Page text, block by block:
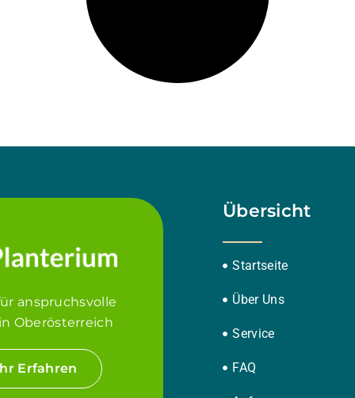
anspruchsvolle
Oberösterreich
Erfahren
Übersicht
Startseite
Über Uns
Service
FAQ